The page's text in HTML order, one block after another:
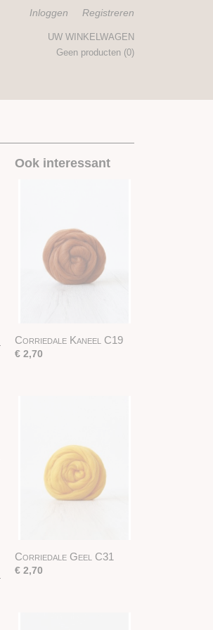
Inloggen Registreren
UW WINKELWAGEN
Geen producten (0)
Ook interessant
Corriedale Kaneel C19
€ 2,70
Corriedale Geel C31
€ 2,70